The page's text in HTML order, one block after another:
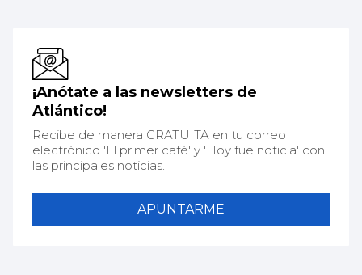
¡Anótate a las newsletters de
Atlántico!
Recibe de manera GRATUITA en tu correo
electrónico 'El primer café' y 'Hoy fue noticia' con
las principales noticias.
APUNTARME